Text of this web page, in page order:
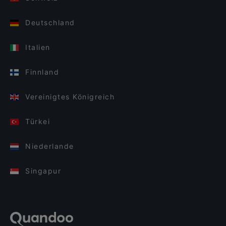
Deutschland
Italien
Finnland
Vereinigtes Königreich
Türkei
Niederlande
Singapur